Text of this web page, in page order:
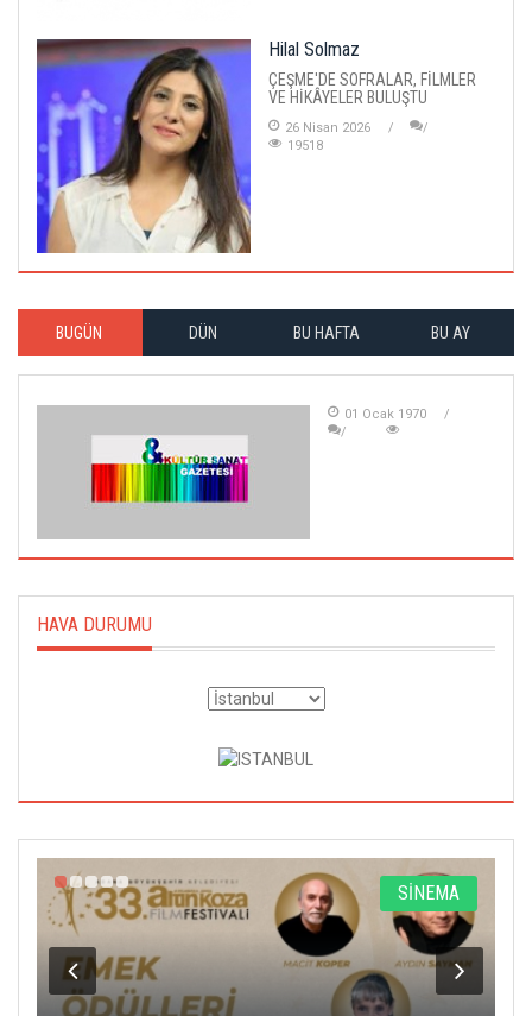
Hilal Solmaz
ÇEŞME'DE SOFRALAR, FİLMLER
VE HİKÂYELER BULUŞTU
26 Nisan 2026
19518
BUGÜN DÜN BU HAFTA BU AY
01 Ocak 1970
HAVA DURUMU
SİNEMA